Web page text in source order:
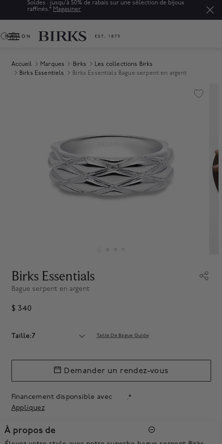
Soldes : jusqu'à 50% de rabais sur une sélection de bijoux
raffinés.* Magasiner
0
Accueil Marques Birks
Les collections Birks
Birks Essentiels
Birks Essentials Bague serpent en argent
Birks Essentials
Bague serpent en argent
$ 340
Taille:7 Taille De Bague Guide
Financement disponsible avec
.*
Appliquez
Demander un rendez-vous
À propos de